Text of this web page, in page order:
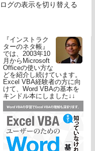
グの表示を切り替える
『インストラク
ターのネタ帳』
では、2003年10
月からMicrosoft
Officeの使い方な
どを紹介し続けています。
Excel VBA経験者の方に向
けて、Word VBAの基本を
キンドル本にしました↓↓